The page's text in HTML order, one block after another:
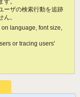
。
ーザの検索行動を追跡
。
language, font size,
or tracing users'